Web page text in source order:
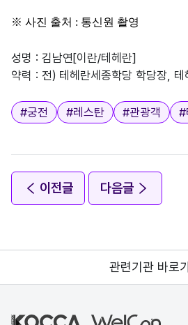
※ 사진 출처 : 통신원 촬영
성명 : 김남연[이란/테헤란]
약력 : 전) 테헤란세종학당 학당장,
태그
#궁전 #레스탄 #관광객 #
이전글 다음글
관련기관 바로